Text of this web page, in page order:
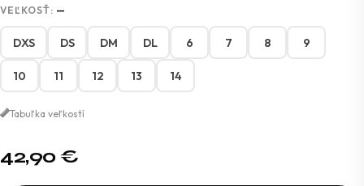
VEĽKOSŤ: —
DXS DS DM DL 6 7 8 9
10 11 12 13 14
Tabuľka veľkostí
42,90 €